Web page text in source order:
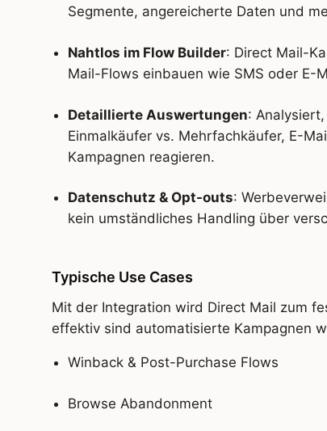
Segmente, angereicherte Daten und
Nahtlos im Flow Builder: Direct Mail-
Mail-Flows einbauen wie SMS oder E-
Detaillierte Auswertungen:
Einmalkäufer vs. Mehrfachkäufer, E-
Kampagnen reagieren.
Datenschutz & Opt-outs:
kein umständliches Handling über
Typische Use Cases
Mit der Integration wird Direct Mail zum
effektiv sind automatisierte Kampagnen
Winback & Post-Purchase Flows
Browse Abandonment